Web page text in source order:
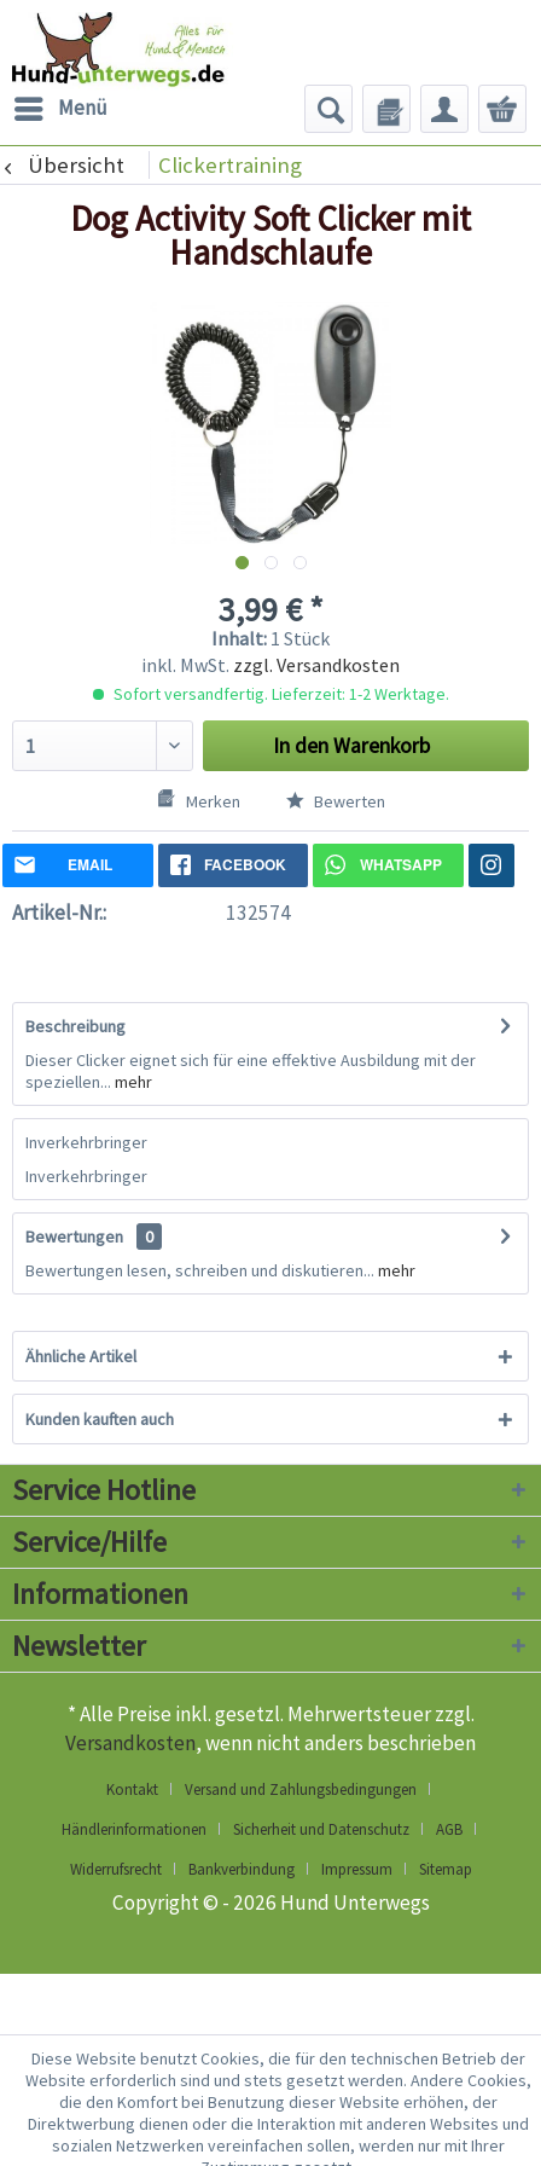
Menü
Übersicht Clickertraining
Dog Activity Soft Clicker mit
Handschlaufe
3,99 € *
Inhalt: 1 Stück
inkl. MwSt. zzgl. Versandkosten
Sofort versandfertig. Lieferzeit: 1-2 Werktage.
In denWarenkorb
Merken Bewerten
EMAIL FACEBOOK WHATSAPP
Artikel-Nr.: 132574
Beschreibung
Dieser Clicker eignet sich für eine effektive Ausbildung mit der
speziellen... mehr
Inverkehrbringer
Inverkehrbringer
Bewertungen
0
Bewertungen lesen, schreiben und diskutieren... mehr
Ähnliche Artikel
Kunden kauften auch
Service Hotline
Service/Hilfe
Informationen
Newsletter
* Alle Preise inkl. gesetzl. Mehrwertsteuer zzgl.
Versandkosten, wenn nicht anders beschrieben
Kontakt
Versand und Zahlungsbedingungen
Händlerinformationen
Sicherheit und Datenschutz
AGB
Widerrufsrecht
Bankverbindung Impressum Sitemap
Copyright © - 2026 Hund Unterwegs
Diese Website benutzt Cookies, die für den technischen Betrieb der
Website erforderlich sind und stets gesetzt werden. Andere Cookies,
die den Komfort bei Benutzung dieser Website erhöhen, der
Direktwerbung dienen oder die Interaktion mit anderen Websites und
sozialen Netzwerken vereinfachen sollen, werden nur mit Ihrer